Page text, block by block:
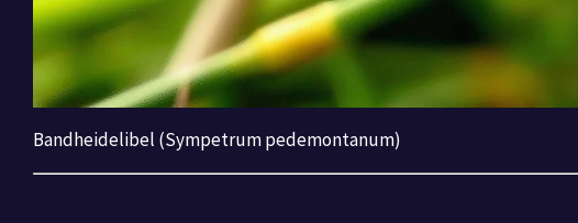
Bandheidelibel (Sympetrum pedemontanum)